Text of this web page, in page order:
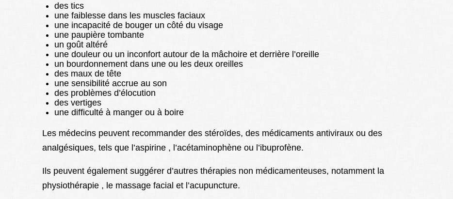
des tics
une faiblesse dans les muscles faciaux
une incapacité de bouger un côté du visage
une paupière tombante
un goût altéré
une douleur ou un inconfort autour de la mâchoire et derrière l’oreille
un bourdonnement dans une ou les deux oreilles
des maux de tête
une sensibilité accrue au son
des problèmes d’élocution
des vertiges
une difficulté à manger ou à boire
Les médecins peuvent recommander des stéroïdes, des médicaments antiviraux ou des
analgésiques, tels que l’aspirine , l’acétaminophène ou l’ibuprofène.
Ils peuvent également suggérer d’autres thérapies non médicamenteuses, notamment la
physiothérapie , le massage facial et l’acupuncture.